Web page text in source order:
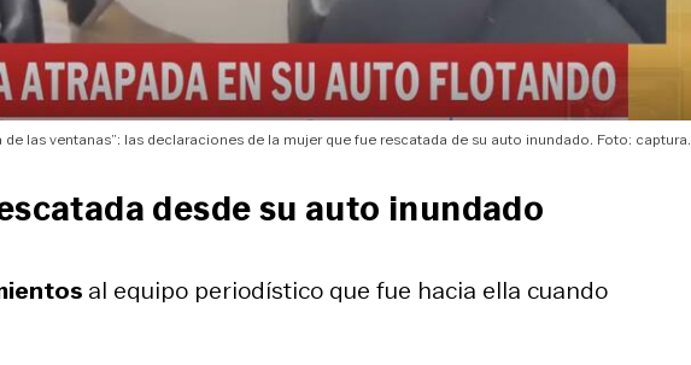
de las ventanas”: las declaraciones de la mujer que fue rescatada de su auto inundado. Foto: captura.
desde su auto inundado
al equipo periodístico que fue hacia ella cuando